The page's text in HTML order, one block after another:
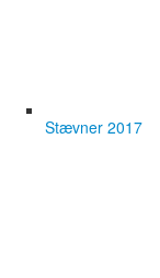
Stævner 2017